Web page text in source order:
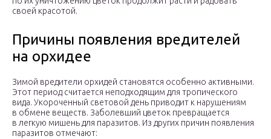
своей красотой.
Причины появления вредителей
на орхидее
Зимой вредители орхидей становятся особенно активными.
Этот период считается неподходящим для тропического
вида. Укороченный световой день приводит к нарушениям
в обмене веществ. Заболевший цветок превращается
в легкую мишень для паразитов. Из других причин появления
паразитов отмечают: